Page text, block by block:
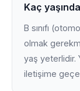
Kaç
B sınıfı
olmak
yaş yeterlidir.
iletişime